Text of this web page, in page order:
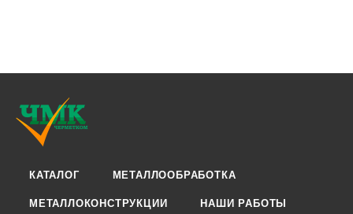
КАТАЛОГ МЕТАЛЛООБРАБОТКА
МЕТАЛЛОКОНСТРУКЦИИ НАШИ РАБОТЫ